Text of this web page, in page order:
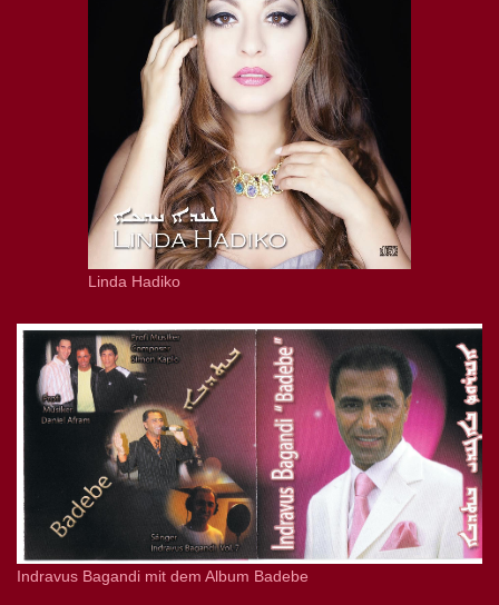
Linda Hadiko
Indravus Bagandi mit dem Album Badebe